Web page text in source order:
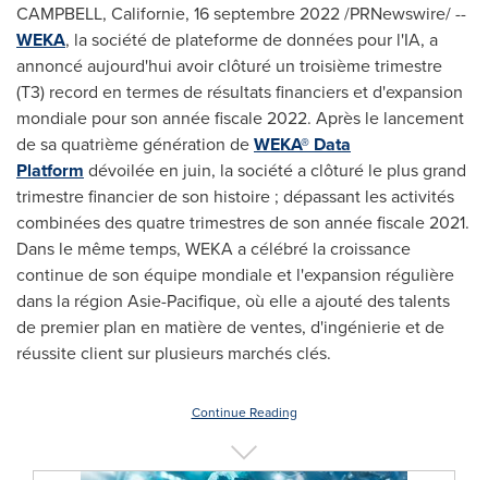
CAMPBELL, Californie, 16 septembre 2022/PRNewswire/ --
WEKA, la société de plateforme de données pour l'IA, a
annoncé aujourd'hui avoir clôturé un troisième trimestre
(T3) record en termes de résultats financiers et d'expansion
mondiale pour son année fiscale 2022. Après le lancement
de sa quatrième génération deWEKA® Data
Platform dévoilée en juin, la société a clôturé le plus grand
trimestre financier de son histoire ; dépassant les activités
combinées des quatre trimestres de son année fiscale 2021.
Dans le même temps, WEKA a célébré la croissance
continue de son équipe mondiale et l'expansion régulière
dans la région Asie-Pacifique, où elle a ajouté des talents
de premier plan en matière de ventes, d'ingénierie et de
réussite client sur plusieurs marchés clés.
Continue Reading